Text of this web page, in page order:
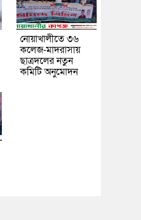
নোয়াখালীতে ৩৬
কলেজ-মাদরাসায়
ছাত্রদলের নতুন
কমিটি অনুমোদন